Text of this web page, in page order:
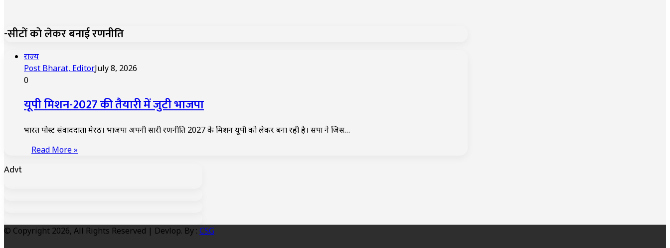
-सीटों को लेकर बनाई रणनीति
राज्य
Post Bharat, EditorJuly 8, 2026
0
यूपी मिशन-2027 की तैयारी में जुटी भाजपा
भारत पोस्ट संवाददाता मेरठ। भाजपा अपनी सारी रणनीति 2027 के मिशन यूपी को लेकर बना रही है। सपा ने जिस…
Read More »
Advt
© Copyright 2026, All Rights Reserved | Devlop. By : CSG